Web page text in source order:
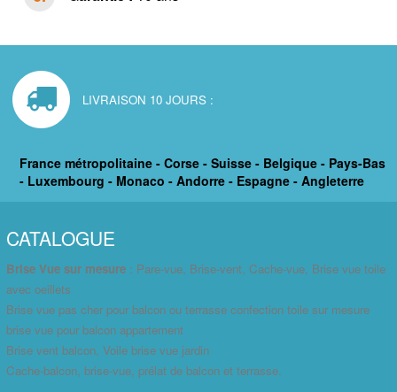
LIVRAISON 10 JOURS :
France métropolitaine - Corse - Suisse - Belgique - Pays-Bas
- Luxembourg - Monaco - Andorre - Espagne - Angleterre
CATALOGUE
Brise Vue sur mesure: Pare-vue, Brise-vent, Cache-vue, Brise vue toile
avec oeillets
Brise vue pas cher pour balcon ou terrasse confection toile sur mesure
brise vue pour balcon appartement
Brise vent balcon, Voile brise vue jardin
Cache-balcon, brise-vue, prélat de balcon et terrasse.